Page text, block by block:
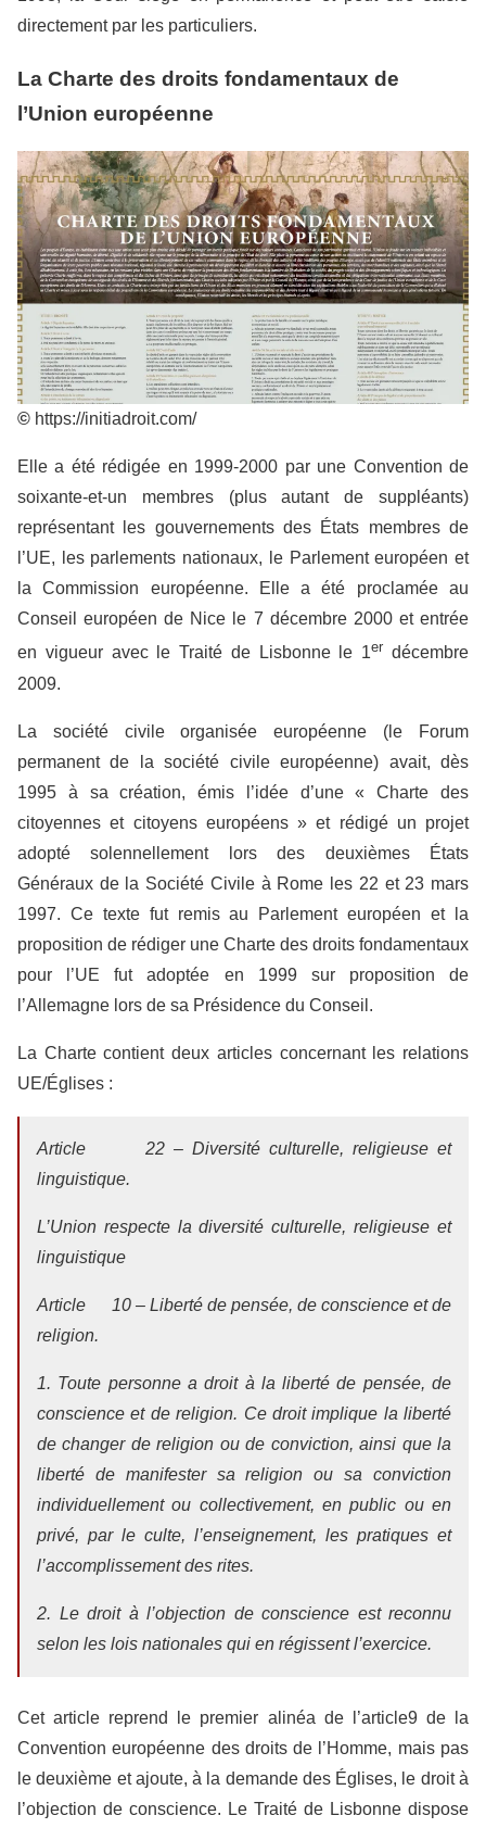
directement par les particuliers.
La Charte des droits fondamentaux de
l’Union européenne
© https://initiadroit.com/
Elle a été rédigée en 1999-2000 par une Convention de
soixante-et-un membres (plus autant de suppléants)
représentant les gouvernements des États membres de
l’UE, les parlements nationaux, le Parlement européen et
la Commission européenne. Elle a été proclamée au
Conseil européen de Nice le 7 décembre 2000 et entrée
en vigueur avec le Traité de Lisbonne le 1er décembre
2009.
La société civile organisée européenne (le Forum
permanent de la société civile européenne) avait, dès
1995 à sa création, émis l’idée d’une « Charte des
citoyennes et citoyens européens » et rédigé un projet
adopté solennellement lors des deuxièmes États
Généraux de la Société Civile à Rome les 22 et 23 mars
1997. Ce texte fut remis au Parlement européen et la
proposition de rédiger une Charte des droits fondamentaux
pour l’UE fut adoptée en 1999 sur proposition de
l’Allemagne lors de sa Présidence du Conseil.
La Charte contient deux articles concernant les relations
UE/Églises :
Article 22 – Diversité culturelle, religieuse et
linguistique.
L’Union respecte la diversité culturelle, religieuse et
linguistique
Article 10 – Liberté de pensée, de conscience et de
religion.
1. Toute personne a droit à la liberté de pensée, de
conscience et de religion. Ce droit implique la liberté
de changer de religion ou de conviction, ainsi que la
liberté de manifester sa religion ou sa conviction
individuellement ou collectivement, en public ou en
privé, par le culte, l’enseignement, les pratiques et
l’accomplissement des rites.
2. Le droit à l’objection de conscience est reconnu
selon les lois nationales qui en régissent l’exercice.
Cet article reprend le premier alinéa de l’article9 de la
Convention européenne des droits de l’Homme, mais pas
le deuxième et ajoute, à la demande des Églises, le droit à
l’objection de conscience. Le Traité de Lisbonne dispose